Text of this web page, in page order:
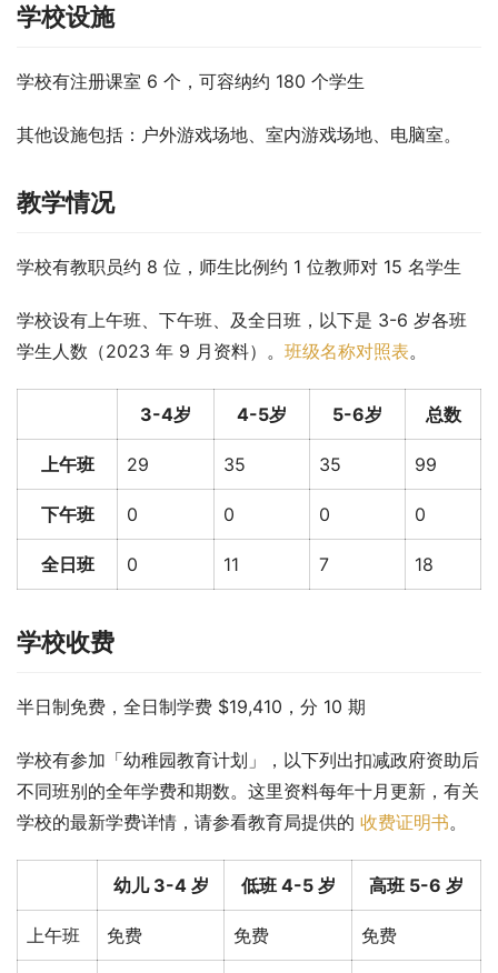
学校设施
学校有注册课室 6 个，可容纳约 180 个学生
其他设施包括：户外游戏场地、室内游戏场地、电脑室。
教学情况
学校有教职员约 8 位，师生比例约 1 位教师对 15 名学生
学校设有上午班、下午班、及全日班，以下是 3-6 岁各班
学生人数（2023 年 9 月资料）。 班级名称对照表。
3-4岁 4-5岁 5-6岁 总数
上午班 29 35 35 99
下午班 0 0 0 0
全日班 0 11 7 18
学校收费
半日制免费，全日制学费 $19,410，分 10 期
学校有参加「幼稚园教育计划」，以下列出扣减政府资助后
不同班别的全年学费和期数。这里资料每年十月更新，有关
学校的最新学费详情，请参看教育局提供的 收费证明书。
幼儿 3-4 岁 低班 4-5 岁 高班 5-6 岁
上午班 免费 免费 免费